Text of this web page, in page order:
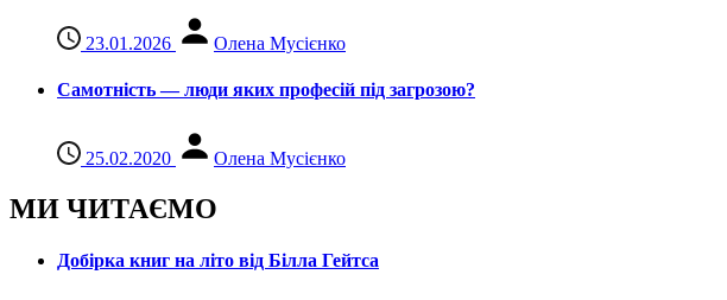
23.01.2026 Олена Мусієнко
Самотність — люди яких професій під загрозою?
25.02.2020 Олена Мусієнко
МИ ЧИТАЄМО
Добірка книг на літо від Білла Гейтса